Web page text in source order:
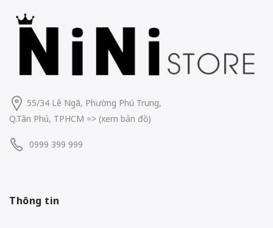
55/34 Lê Ngã, Phường Phú Trung,
Q.Tân Phú, TPHCM => (xem bản đồ)
0999 399 999
Thông tin